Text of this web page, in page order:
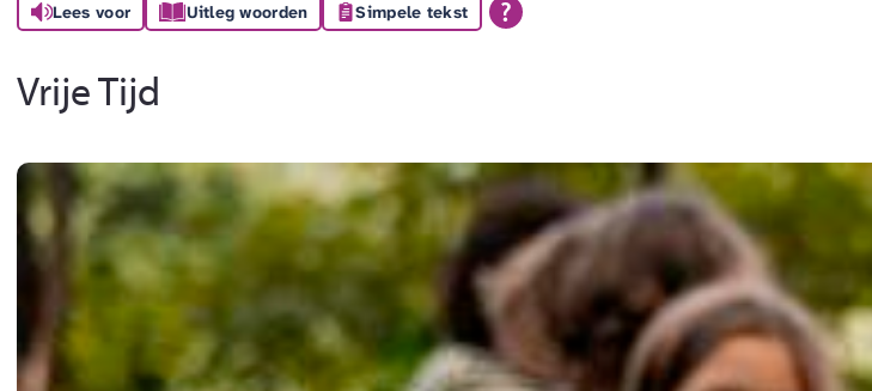
Lees voor Uitleg woorden Simpele tekst
Vrije Tijd